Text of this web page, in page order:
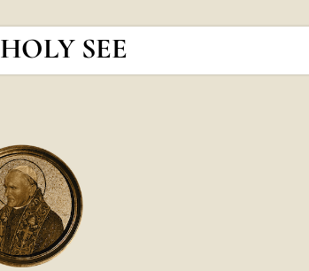
HOLY SEE